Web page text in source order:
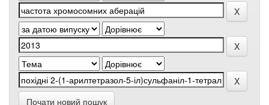
Почати новий пошук